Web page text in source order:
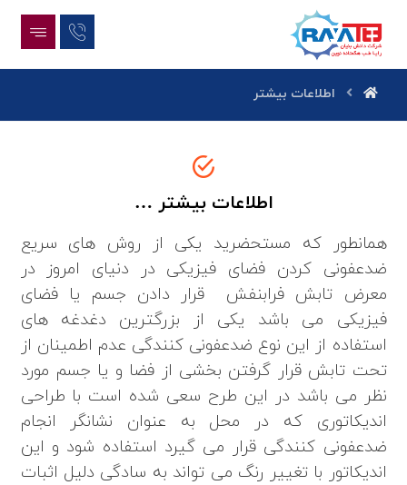
اطلاعات بیشتر
اطلاعات بیشتر …
همانطور که مستحضرید یکی از روش های سریع
ضدعفونی کردن فضای فیزیکی در دنیای امروز در
معرض تابش فرابنفش قرار دادن جسم یا فضای
فیزیکی می باشد یکی از بزرگترین دغدغه های
استفاده از این نوع ضدعفونی کنندگی عدم اطمینان از
تحت تابش قرار گرفتن بخشی از فضا و یا جسم مورد
نظر می باشد در این طرح سعی شده است با طراحی
اندیکاتوری که در محل به عنوان نشانگر انجام
ضدعفونی کنندگی قرار می گیرد استفاده شود و این
اندیکاتور با تغییر رنگ می تواند به سادگی دلیل اثبات